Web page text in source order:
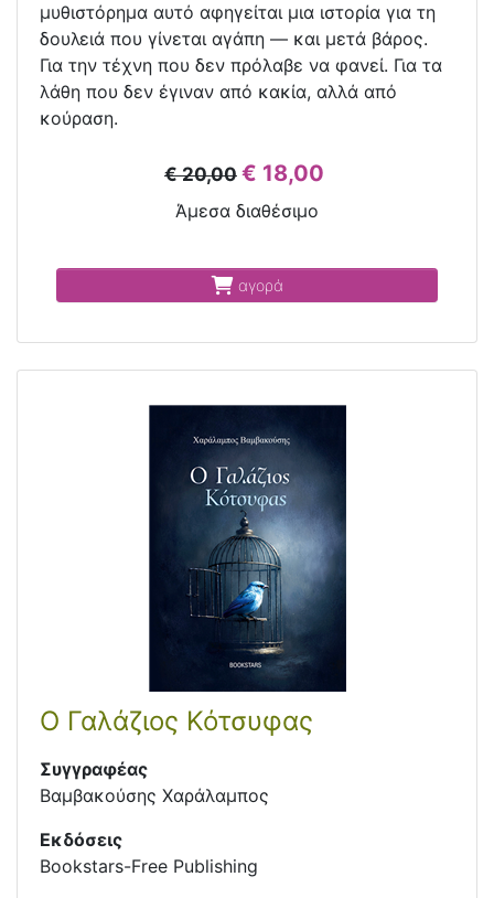
μυθιστόρημα αυτό αφηγείται μια ιστορία για τη
δουλειά που γίνεται αγάπη — και μετά βάρος.
Για την τέχνη που δεν πρόλαβε να φανεί. Για τα
λάθη που δεν έγιναν από κακία, αλλά από
κούραση.
€ 20,00 € 18,00
Άμεσα διαθέσιμο
αγορά
Ο Γαλάζιος Κότσυφας
Συγγραφέας
Βαμβακούσης Χαράλαμπος
Εκδόσεις
Bookstars-Free Publishing